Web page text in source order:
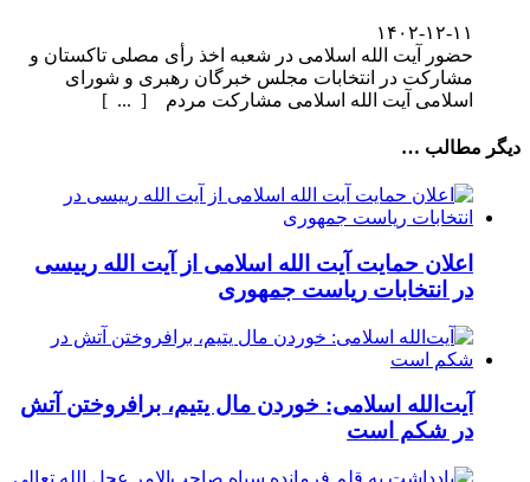
۱۴۰۲-۱۲-۱۱
حضور آیت الله اسلامی در شعبه اخذ رأی مصلی تاکستان و
مشارکت در انتخابات مجلس خبرگان رهبری و شورای
اسلامی آیت الله اسلامی مشارکت مردم [ ... ]
دیگر مطالب …
اعلان حمایت آیت الله اسلامی از آیت الله رییسی
در انتخابات ریاست جمهوری
آیت‌الله اسلامی: خوردن مال یتیم، برافروختن آتش
در شکم است